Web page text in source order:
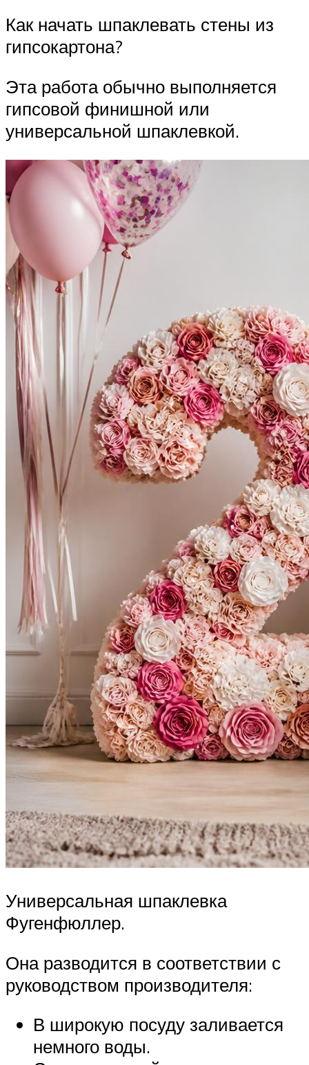
Как начать шпаклевать стены из
гипсокартона?
Эта работа обычно выполняется
гипсовой финишной или
универсальной шпаклевкой.
Универсальная шпаклевка
Фугенфюллер.
Она разводится в соответствии с
руководством производителя:
В широкую посуду заливается
немного воды.